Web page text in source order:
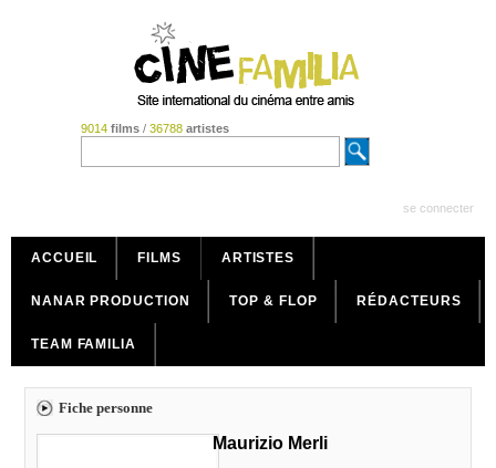
9014 films/ 36788 artistes
se connecter
ACCUEIL FILMS ARTISTES
NANAR PRODUCTION TOP & FLOP RÉDACTEURS
TEAM FAMILIA
Fiche personne
Maurizio Merli